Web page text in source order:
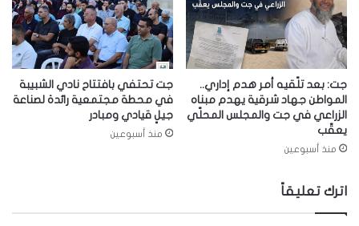
جت: بعد تلّقيه أمر هدم إداري..
المواطن جهاد شرقية يهدم مبناه
الزراعي في جت والمجلس المحلّي
يعقّب
منذ أسبوعين
جت تحتفي بافتتاح نادي الشبيبة
في محطة مجتمعية رائدة لصناعة
جيلٍ قيادي ومبادر
منذ أسبوعين
اترك تعليقاً